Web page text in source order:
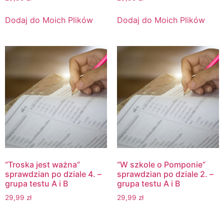
Dodaj do Moich Plików Dodaj do Moich Plików
“Troska jest ważna”
sprawdzian po dziale 4. –
grupa testu A i B
29,99 zł
“W szkole o Pomponie”
sprawdzian po dziale 2. –
grupa testu A i B
29,99 zł